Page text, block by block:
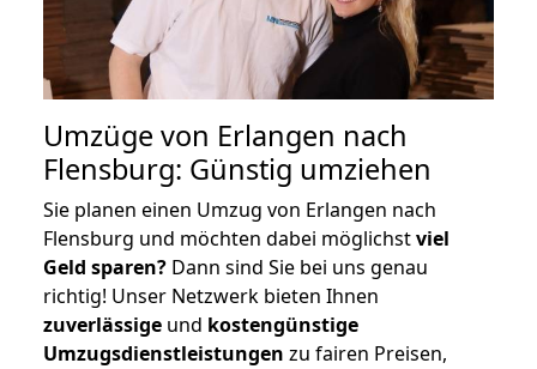
Umzüge von Erlangen nach
Flensburg: Günstig umziehen
Sie planen einen Umzug von Erlangen nach
Flensburg und möchten dabei möglichstviel
Geld sparen? Dann sind Sie bei uns genau
richtig! Unser Netzwerk bieten Ihnen
zuverlässige und kostengünstige
Umzugsdienstleistungen zu fairen Preisen,